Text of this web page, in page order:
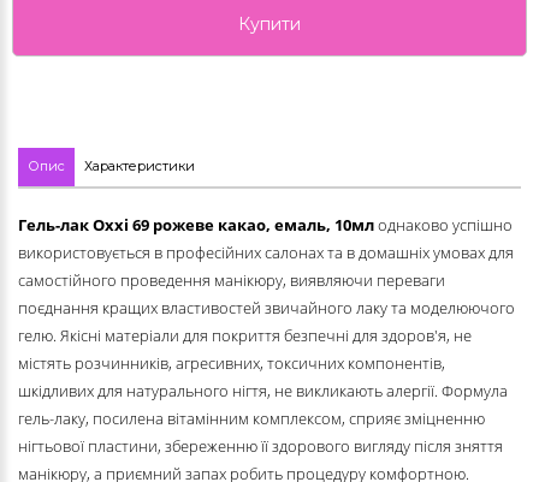
Купити
Опис Характеристики
Гель-лак Oxxi 69 рожеве какао, емаль, 10млоднаково успішно
використовується в професійних салонах та в домашніх умовах для
самостійного проведення манікюру, виявляючи переваги
поєднання кращих властивостей звичайного лаку та моделюючого
гелю. Якісні матеріали для покриття безпечні для здоров'я, не
містять розчинників, агресивних, токсичних компонентів,
шкідливих для натурального нігтя, не викликають алергії. Формула
гель-лаку, посилена вітамінним комплексом, сприяє зміцненню
нігтьової пластини, збереженню її здорового вигляду після зняття
манікюру, а приємний запах робить процедуру комфортною.